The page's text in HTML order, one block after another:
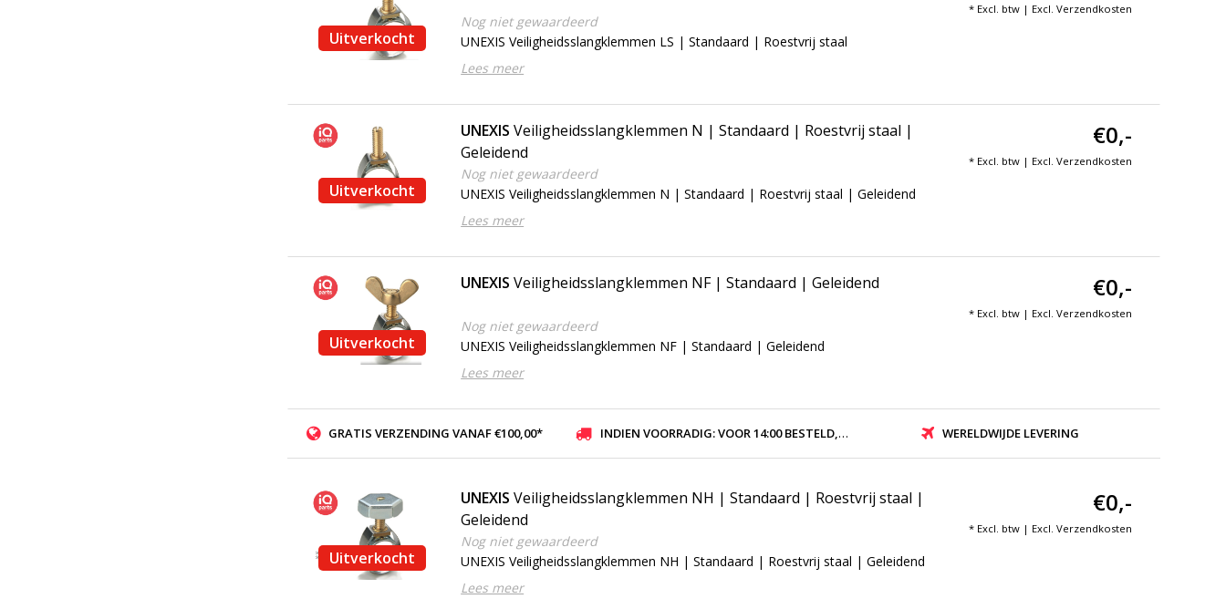
Uitverkocht
Nog niet gewaardeerd
UNEXIS Veiligheidsslangklemmen LS | Standaard | Roestvrij staal
Lees meer
* Excl. btw | Excl. Verzendkosten
Uitverkocht
UNEXIS Veiligheidsslangklemmen N | Standaard | Roestvrij staal |
Geleidend
Nog niet gewaardeerd
UNEXIS Veiligheidsslangklemmen N | Standaard | Roestvrij staal | Geleidend
Lees meer
€0,-
* Excl. btw | Excl. Verzendkosten
Uitverkocht
UNEXIS Veiligheidsslangklemmen NF | Standaard | Geleidend
Nog niet gewaardeerd
UNEXIS Veiligheidsslangklemmen NF | Standaard | Geleidend
Lees meer
€0,-
* Excl. btw | Excl. Verzendkosten
GRATIS VERZENDING VANAF €100,00* INDIEN VOORRADIG: VOOR 14:00 BESTELD, ZELFDE DAG VERZONDEN WERELDWIJDE LEVERING
Uitverkocht
UNEXIS Veiligheidsslangklemmen NH | Standaard | Roestvrij staal |
Geleidend
Nog niet gewaardeerd
UNEXIS Veiligheidsslangklemmen NH | Standaard | Roestvrij staal | Geleidend
Lees meer
€0,-
* Excl. btw | Excl. Verzendkosten